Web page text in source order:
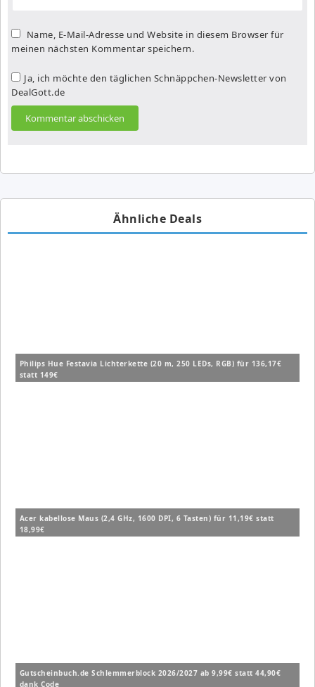
Name, E-Mail-Adresse und Website in diesem Browser für
meinen nächsten Kommentar speichern.
Ja, ich möchte den täglichen Schnäppchen-Newsletter von
DealGott.de
Ähnliche Deals
Philips Hue Festavia Lichterkette (20 m, 250 LEDs, RGB) für 136,17€
statt 149€
Acer kabellose Maus (2,4 GHz, 1600 DPI, 6 Tasten) für 11,19€ statt
18,99€
Gutscheinbuch.de Schlemmerblock 2026/2027 ab 9,99€ statt 44,90€
dank Code